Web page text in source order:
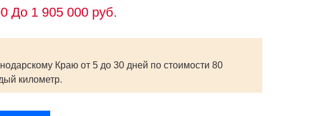
До 1 905 000 руб.
Краю от 5 до 30 дней по стоимости 80
километр.